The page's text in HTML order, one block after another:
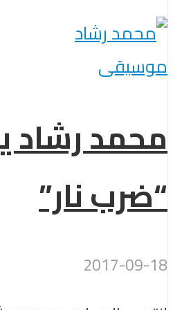
موسيقى
محمد رشاد
“ضرب نار”
2017-09-18